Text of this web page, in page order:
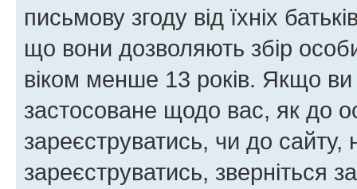
письмову згоду від їхніх
що вони дозволяють збір
віком менше 13 років. Якщо
застосоване щодо вас, як до
зареєструватись, чи до
зареєструватись, зверніться